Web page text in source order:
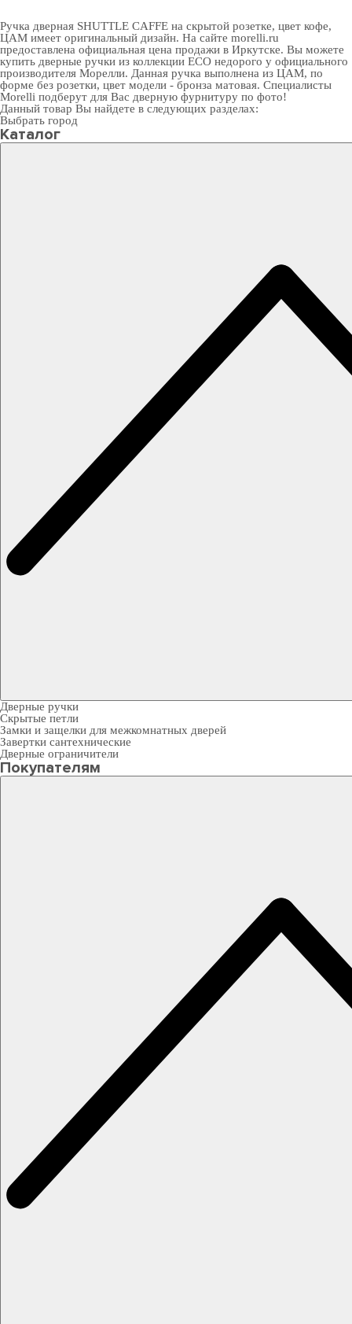
Ручка дверная SHUTTLE CAFFE на скрытой розетке, цвет кофе,
ЦАМ имеет оригинальный дизайн. На сайте morelli.ru
предоставлена официальная цена продажи в Иркутске. Вы можете
купить дверные ручки из коллекции ECO недорого у официального
производителя Морелли. Данная ручка выполнена из ЦАМ, по
форме без розетки, цвет модели - бронза матовая. Специалисты
Morelli подберут для Вас дверную фурнитуру по фото!
Данный товар Вы найдете в следующих разделах:
Выбрать город
Каталог
Дверные ручки
Скрытые петли
Замки и защелки для межкомнатных дверей
Завертки сантехнические
Дверные ограничители
Покупателям